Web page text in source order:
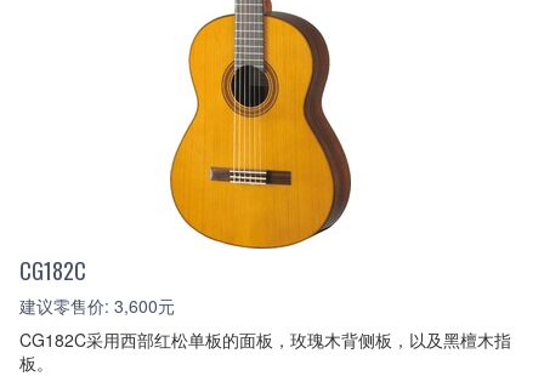
CG182C
建议零售价: 3,600元
CG182C采用西部红松单板的面板，玫瑰木背侧板，以及黑檀木指
板。